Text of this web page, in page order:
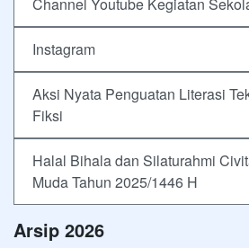
Instagram
Aksi Nyata Penguatan Literasi
Fiksi
Halal Bihala dan Silaturahmi
Muda Tahun 2025/1446 H
Arsip 2026